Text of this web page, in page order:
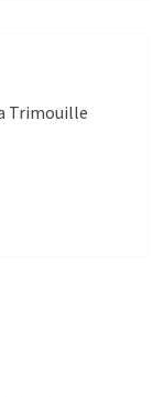
Trimouille